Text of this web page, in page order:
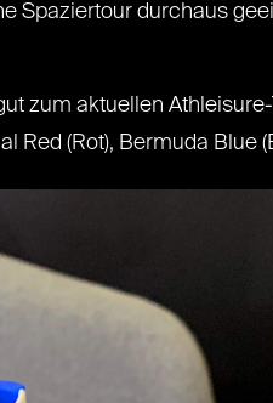
durchaus
zum aktuellen
Red (Rot), Bermuda Blue